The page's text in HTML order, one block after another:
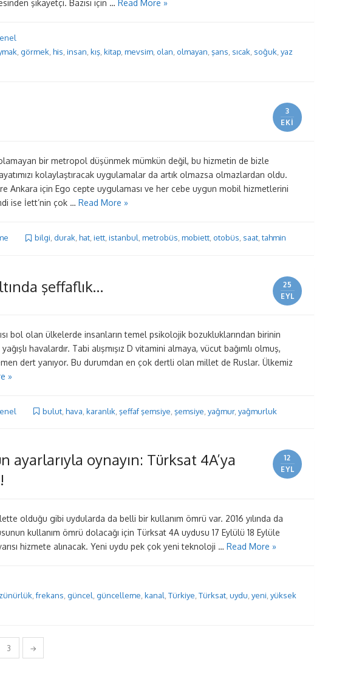
şikayetçi. Bazısı için … Read More »
görmek his insan kış kitap mevsim olan olmayan şans sıcak soğuk yaz
3
EKI
bir metropol düşünmek mümkün değil, bu hizmetin de bizle
kolaylaştıracak uygulamalar da artık olmazsa olmazlardan oldu.
Ankara için Ego cepte uygulaması ve her cebe uygun mobil hizmetlerini
ise İett’nin çok … Read More »
bilgi, durak, hat, iett, istanbul, metrobüs, mobiett, otobüs, saat,tahmin
şeffaflık…
25
EYL
bol olan ülkelerde insanların temel psikolojik bozukluklarından birinin
havalardır. Tabi alışmışız D vitamini almaya, vücut bağımlı olmuş,
dert yanıyor. Bu durumdan en çok dertli olan millet de Ruslar. Ülkemiz
»
bulut, hava karanlık şeffaf şemsiye şemsiye yağmur, yağmurluk
ayarlarıyla oynayın: Türksat 4A’ya
12
EYL
olduğu gibi uydularda da belli bir kullanım ömrü var. 2016 yılında da
kullanım ömrü dolacağı için Türksat 4A uydusu 17 Eylülü 18 Eylüle
hizmete alınacak. Yeni uydu pek çok yeni teknoloji … Read More »
,frekans güncel güncelleme kanal Türkiye Türksat uydu yeni yüksek
3 →